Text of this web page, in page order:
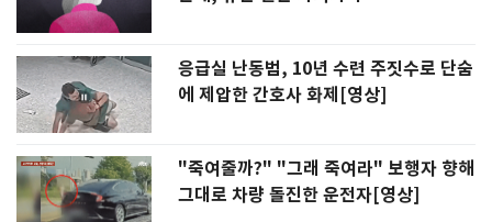
응급실 난동범, 10년 수련 주짓수로 단숨
에 제압한 간호사 화제[영상]
"죽여줄까?" "그래 죽여라" 보행자 향해
그대로 차량 돌진한 운전자[영상]